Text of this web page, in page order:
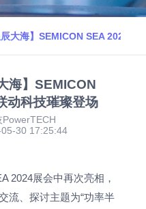
辰大海】SEMICON SEA 2024 联
海】SEMICON
动科技璀璨登场
30 17:25:44
2024展会中再次亮相，
流、探讨主题为“功率半